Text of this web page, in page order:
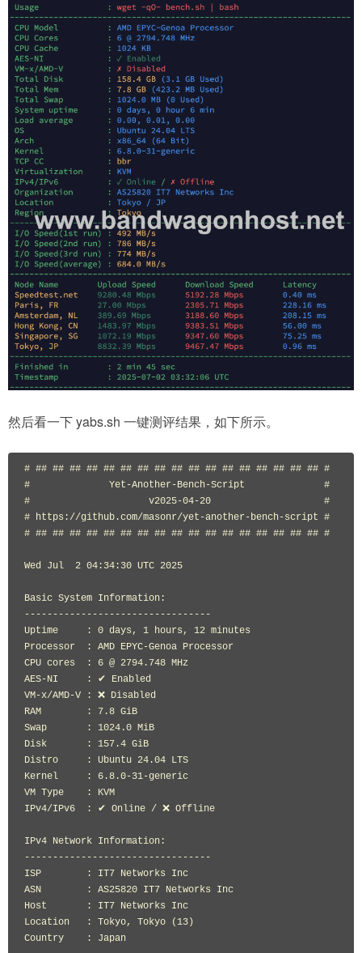
然后看一下 yabs.sh 一键测评结果，如下所示。
# ## ## ## ## ## ## ## ## ## ## ## ## ## ## ## ## ## #
#              Yet-Another-Bench-Script              #
#                     v2025-04-20                    #
# https://github.com/masonr/yet-another-bench-script #
# ## ## ## ## ## ## ## ## ## ## ## ## ## ## ## ## ## #
Wed Jul  2 04:34:30 UTC 2025
Basic System Information:
---------------------------------
Uptime     : 0 days, 1 hours, 12 minutes
Processor  : AMD EPYC-Genoa Processor
CPU cores  : 6 @ 2794.748 MHz
AES-NI     : ✔ Enabled
VM-x/AMD-V : ❌ Disabled
RAM        : 7.8 GiB
Swap       : 1024.0 MiB
Disk       : 157.4 GiB
Distro     : Ubuntu 24.04 LTS
Kernel     : 6.8.0-31-generic
VM Type    : KVM
IPv4/IPv6  : ✔ Online / ❌ Offline
IPv4 Network Information:
---------------------------------
ISP        : IT7 Networks Inc
ASN        : AS25820 IT7 Networks Inc
Host       : IT7 Networks Inc
Location   : Tokyo, Tokyo (13)
Country    : Japan